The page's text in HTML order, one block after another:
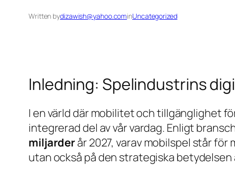
Written bydizawish@yahoo.cominUncategorized
Inledning: Spelindustrins
I en värld där mobilitet och tillgänglighet
integrerad del av vår vardag. Enligt
miljarderår 2027, varav mobilspel står
utan också på den strategiska